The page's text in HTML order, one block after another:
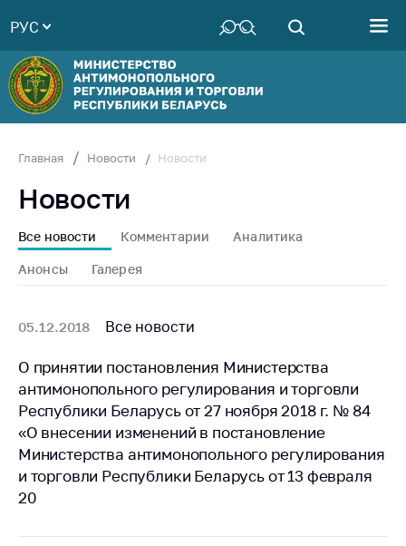
Руководство
Структура
Министерства
Территориальные
Законодательство
Антикоррупционная
деятельность
совет
Соискателям
Награждения
Белорусская
универсальная
товарная биржа
РУС
Главная Новости Новости
Новости
Все новости Комментарии Аналитика
Анонсы Галерея
05.12.2018 Все новости
О принятии постановления Министерства
антимонопольного регулирования и торговли
Республики Беларусь от 27 ноября 2018 г. № 84
«О внесении изменений в постановление
Министерства антимонопольного регулирования
и торговли Республики Беларусь от 13 февраля
20